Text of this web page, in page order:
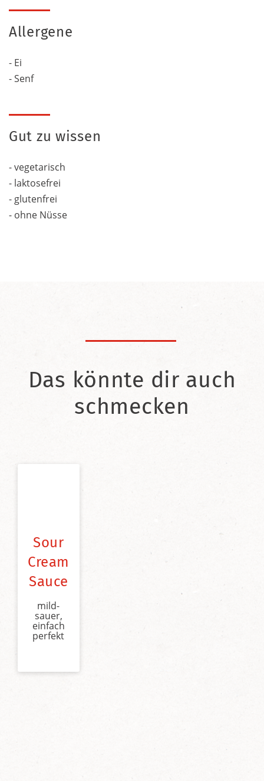
Allergene
- Ei
- Senf
Gut zu wissen
- vegetarisch
- laktosefrei
- glutenfrei
- ohne Nüsse
Das könnte dir auch
schmecken
Sour
Cream
Sauce
mild-
sauer,
einfach
perfekt